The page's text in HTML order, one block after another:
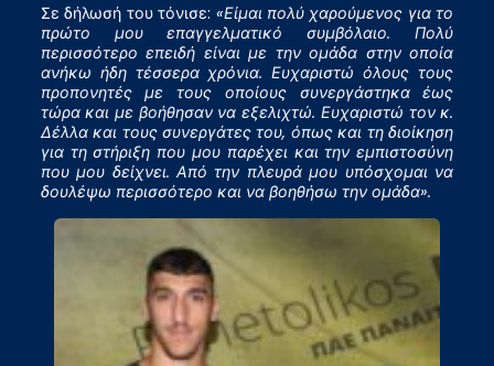
Σε δήλωσή του τόνισε: «Είμαι πολύ χαρούμενος για το
πρώτο μου επαγγελματικό συμβόλαιο. Πολύ
περισσότερο επειδή είναι με την ομάδα στην οποία
ανήκω ήδη τέσσερα χρόνια. Ευχαριστώ όλους τους
προπονητές με τους οποίους συνεργάστηκα έως
τώρα και με βοήθησαν να εξελιχτώ. Ευχαριστώ τον κ.
Δέλλα και τους συνεργάτες του, όπως και τη διοίκηση
για τη στήριξη που μου παρέχει και την εμπιστοσύνη
που μου δείχνει. Από την πλευρά μου υπόσχομαι να
δουλέψω περισσότερο και να βοηθήσω την ομάδα».